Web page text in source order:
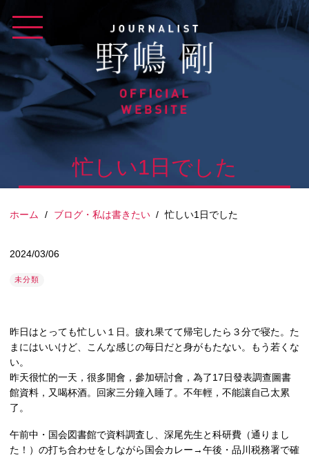
to
content
忙しい1日でした
ホーム / ブログ・私は書きたい / 忙しい1日でした
2024/03/06
未分類
昨日はとっても忙しい１日。疲れ果てて帰宅したら３分で寝た。た
まにはいいけど、こんな感じの毎日だと身がもたない。もう若くな
い。
昨天很忙的一天，很多開會，參加研討會，為了17日發表調查圖書
館資料，又喝杯酒。回家三分鐘入睡了。不年輕，不能讓自己太累
了。
午前中・国会図書館で資料調査し、深尾先生と科研費（通りまし
た！）の打ち合わせをしながら国会カレー→午後・品川税務署で確